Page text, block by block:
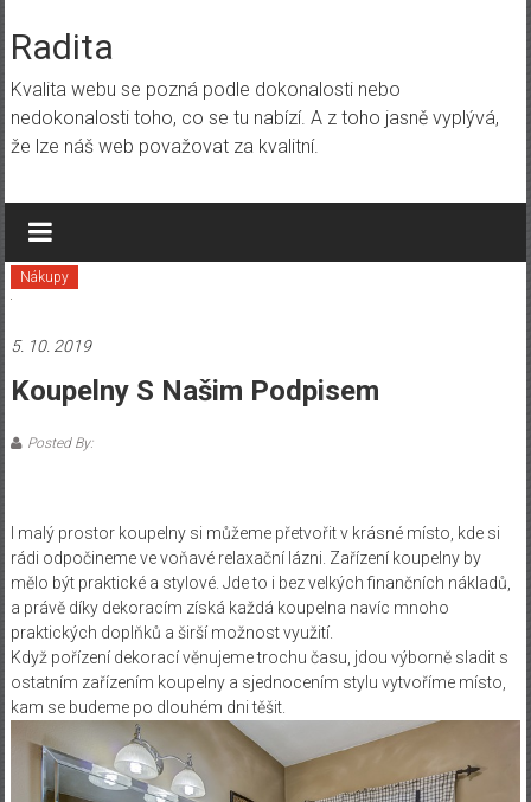
to
content
Radita
Kvalita webu se pozná podle dokonalosti nebo
nedokonalosti toho, co se tu nabízí. A z toho jasně vyplývá,
že lze náš web považovat za kvalitní.
Nákupy
5. 10. 2019
Koupelny S Našim Podpisem
Posted By:
I malý prostor koupelny si můžeme přetvořit v krásné místo, kde si
rádi odpočineme ve voňavé relaxační lázni. Zařízení koupelny by
mělo být praktické a stylové. Jde to i bez velkých finančních nákladů,
a právě díky dekoracím získá každá koupelna navíc mnoho
praktických doplňků a širší možnost využití.
Když pořízení dekorací věnujeme trochu času, jdou výborně sladit s
ostatním zařízením koupelny a sjednocením stylu vytvoříme místo,
kam se budeme po dlouhém dni těšit.